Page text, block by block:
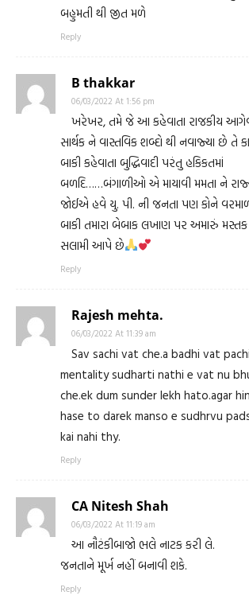
બહુમતી થી જીત મળે
Reply
B thakkar
06/03/2022 At 1:56 pm
ખરેખર, તમે જે આ કહેવાતા રાજકીય
સાર્થક ને વાસ્તવિક શબ્દો થી નવાજ્યા છે તે
બાકી કહેવાતા બુદ્ધિવાદી પરંતુ હકિકતમાં
બળદિ……બંગાળીઓ એ માયાવી મમતા ને
જોઈએ હવે યુ. પી. ની જનતા પણ કોને
બાકી તમારા બેબાક લખાણ પર અમારું
સલામી આપે છે
Reply
Rajesh mehta.
06/03/2022 At 11:39 am
Sav sachi vat che.a badhi vat
mentality sudharti nathi e vat nu
che.ek dum sunder lekh hato.agar
hase to darek manso e sudhrvu
kai nahi thy.
Reply
CA Nitesh Shah
06/03/2022 At 11:19 am
આ નૌટંકીબાજો ભલે નાટક કરી લે.
જનતાને મૂર્ખ નહીં બનાવી શકે.
Reply